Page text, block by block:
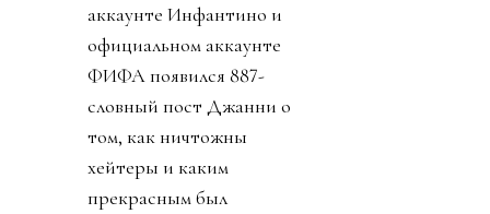
аккаунте Инфантино и
официальном аккаунте
ФИФА появился 887-
словный пост Джанни о
том, как ничтожны
хейтеры и каким
прекрасным был